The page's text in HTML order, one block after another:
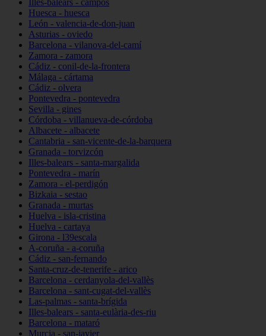
Illes-balears - campos
Huesca - huesca
León - valencia-de-don-juan
Asturias - oviedo
Barcelona - vilanova-del-camí
Zamora - zamora
Cádiz - conil-de-la-frontera
Málaga - cártama
Cádiz - olvera
Pontevedra - pontevedra
Sevilla - gines
Córdoba - villanueva-de-córdoba
Albacete - albacete
Cantabria - san-vicente-de-la-barquera
Granada - torvizcón
Illes-balears - santa-margalida
Pontevedra - marín
Zamora - el-perdigón
Bizkaia - sestao
Granada - murtas
Huelva - isla-cristina
Huelva - cartaya
Girona - l39escala
A-coruña - a-coruña
Cádiz - san-fernando
Santa-cruz-de-tenerife - arico
Barcelona - cerdanyola-del-vallès
Barcelona - sant-cugat-del-vallès
Las-palmas - santa-brígida
Illes-balears - santa-eulària-des-riu
Barcelona - mataró
Murcia - san-javier